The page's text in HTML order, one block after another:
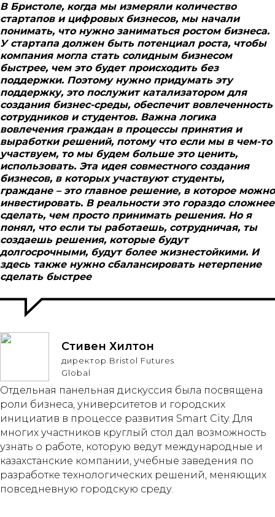
В Бристоле, когда мы измеряли количество
стартапов и цифровых бизнесов, мы начали
понимать, что нужно заниматься ростом бизнеса.
У стартапа должен быть потенциал роста, чтобы
компания могла стать солидным бизнесом
быстрее, чем это будет происходить без
поддержки. Поэтому нужно придумать эту
поддержку, это послужит катализатором для
создания бизнес-среды, обеспечит вовлеченность
сотрудников и студентов. Важна логика
вовлечения граждан в процессы принятия и
выработки решений, потому что если мы в чем-то
участвуем, то мы будем больше это ценить,
использовать. Эта идея совместного создания
бизнесов, в которых участвуют студенты,
граждане – это главное решение, в которое можно
инвестировать. В реальности это гораздо сложнее
сделать, чем просто принимать решения. Но я
понял, что если ты работаешь, сотрудничая, ты
создаешь решения, которые будут
долгосрочными, будут более жизнестойкими. И
здесь также нужно сбалансировать нетерпение
сделать быстрее
Стивен Хилтон
директор Bristol Futures
Global
Отдельная панельная дискуссия была посвящена
роли бизнеса, университетов и городских
инициатив в процессе развития Smart City. Для
многих участников круглый стол дал возможность
узнать о работе, которую ведут международные и
казахстанские компании, учебные заведения по
разработке технологических решений, меняющих
повседневную городскую среду.